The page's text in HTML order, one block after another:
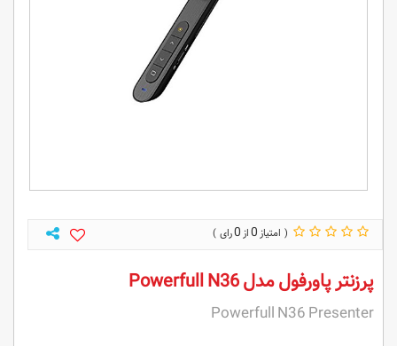
0
0
پرزنتر پاورفول مدل Powerfull N36
Powerfull N36 Presenter